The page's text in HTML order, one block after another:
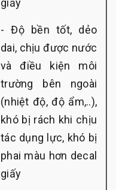
giấy
- Độ bền tốt, dẻo
dai, chịu được nước
và điều kiện môi
trường bên ngoài
(nhiệt độ, độ ẩm,..),
khó bị rách khi chịu
tác dụng lực, khó bị
phai màu hơn decal
giấy